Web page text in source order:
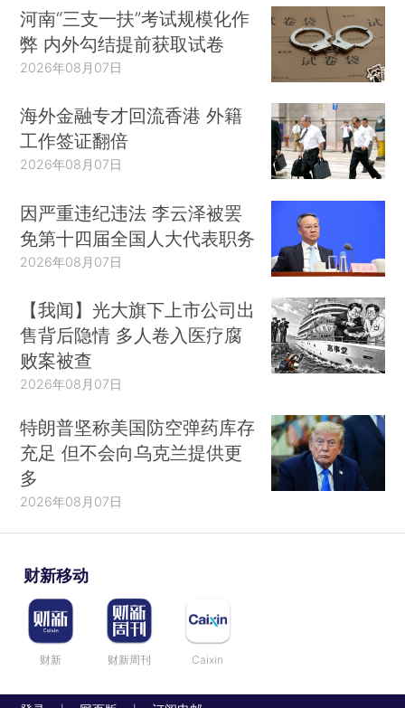
河南“三支一扶”考试规模化作
弊 内外勾结提前获取试卷
2026年08月07日
海外金融专才回流香港 外籍
工作签证翻倍
2026年08月07日
因严重违纪违法 李云泽被罢
免第十四届全国人大代表职务
2026年08月07日
【我闻】光大旗下上市公司出
售背后隐情 多人卷入医疗腐
败案被查
2026年08月07日
特朗普坚称美国防空弹药库存
充足 但不会向乌克兰提供更
多
2026年08月07日
财新移动
财新 财新周刊 Caixin